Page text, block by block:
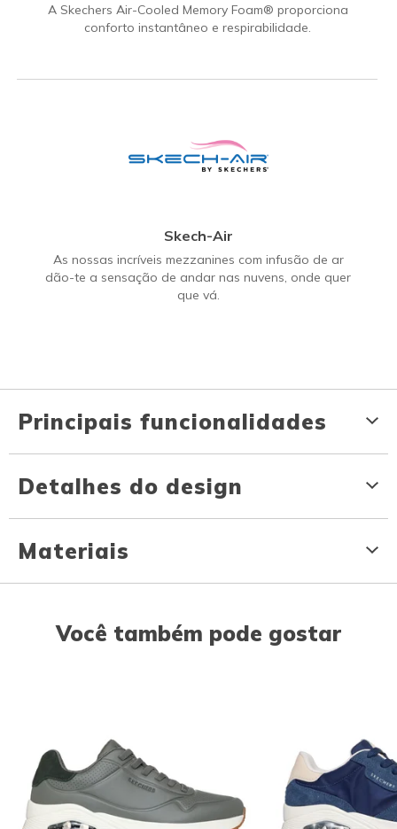
A Skechers Air-Cooled Memory Foam® proporciona
conforto instantâneo e respirabilidade.
Skech-Air
As nossas incríveis mezzanines com infusão de ar
dão-te a sensação de andar nas nuvens, onde quer
que vá.
Principais funcionalidades
Detalhes do design
Materiais
Você também pode gostar